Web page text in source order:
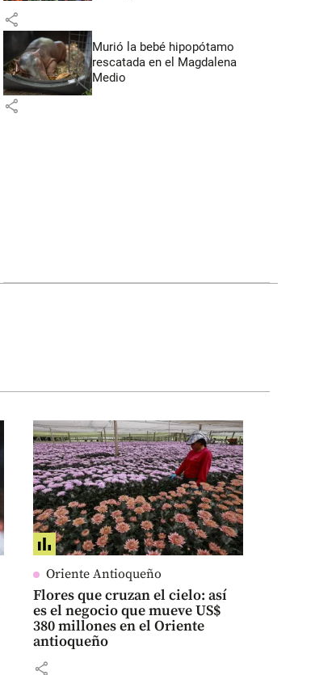
share
Murió la bebé hipopótamo
rescatada en el Magdalena
Medio
share
Oriente Antioqueño
Flores que cruzan el cielo: así
es el negocio que mueve US$
380 millones en el Oriente
antioqueño
share